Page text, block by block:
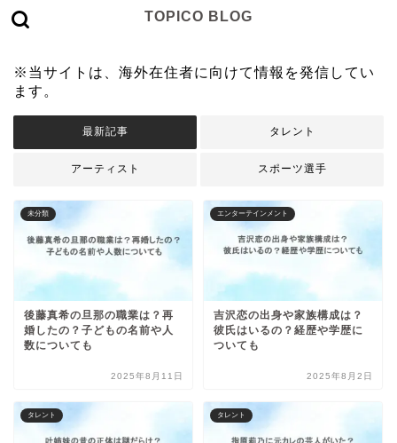
TOPICO BLOG
※当サイトは、海外在住者に向けて情報を発信してい
ます。
最新記事 タレント
アーティスト スポーツ選手
未分類
後藤真希の旦那の職業は？再
婚したの？子どもの名前や人
数についても
2025年8月11日
エンターテインメント
吉沢恋の出身や家族構成は？
彼氏はいるの？経歴や学歴に
ついても
2025年8月2日
タレント タレント